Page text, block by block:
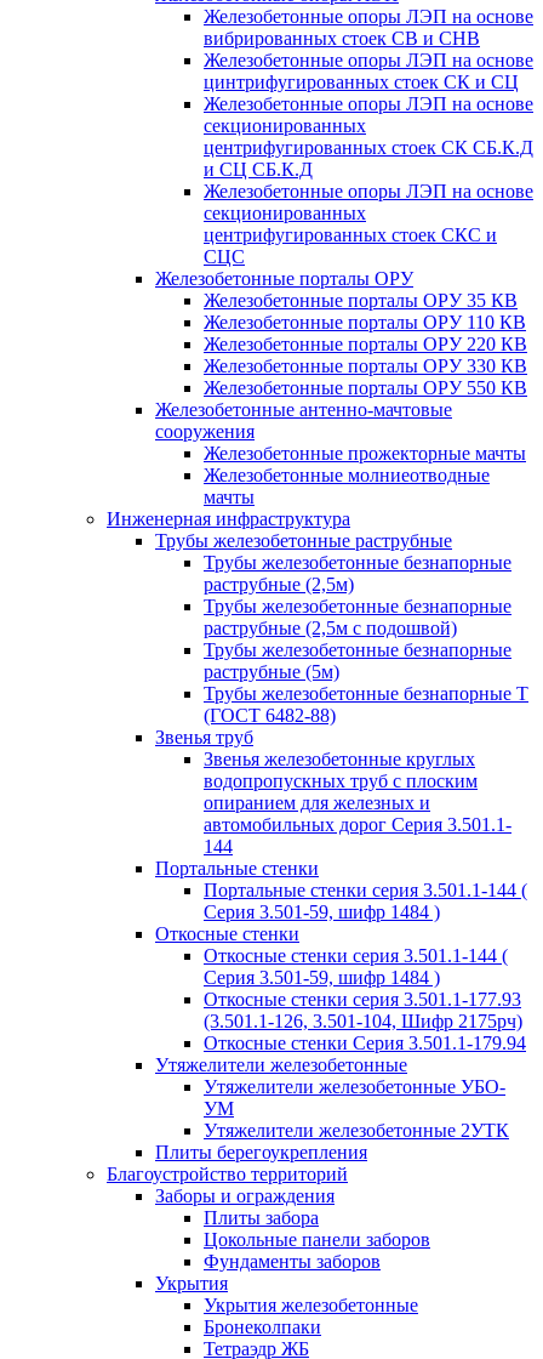
Железобетонные опоры ЛЭП на основе
вибрированных стоек СВ и СНВ
Железобетонные опоры ЛЭП на основе
цинтрифугированных стоек СК и СЦ
Железобетонные опоры ЛЭП на основе
секционированных
центрифугированных стоек СК СБ.К.Д
и СЦ СБ.К.Д
Железобетонные опоры ЛЭП на основе
секционированных
центрифугированных стоек СКС и
СЦС
Железобетонные порталы ОРУ
Железобетонные порталы ОРУ 35 КВ
Железобетонные порталы ОРУ 110 КВ
Железобетонные порталы ОРУ 220 КВ
Железобетонные порталы ОРУ 330 КВ
Железобетонные порталы ОРУ 550 КВ
Железобетонные антенно-мачтовые
сооружения
Железобетонные прожекторные мачты
Железобетонные молниеотводные
мачты
Инженерная инфраструктура
Трубы железобетонные раструбные
Трубы железобетонные безнапорные
раструбные (2,5м)
Трубы железобетонные безнапорные
раструбные (2,5м с подошвой)
Трубы железобетонные безнапорные
раструбные (5м)
Трубы железобетонные безнапорные Т
(ГОСТ 6482-88)
Звенья труб
Звенья железобетонные круглых
водопропускных труб с плоским
опиранием для железных и
автомобильных дорог Серия 3.501.1-
144
Портальные стенки
Портальные стенки серия 3.501.1-144 (
Серия 3.501-59, шифр 1484 )
Откосные стенки
Откосные стенки серия 3.501.1-144 (
Серия 3.501-59, шифр 1484 )
Откосные стенки серия 3.501.1-177.93
(3.501.1-126, 3.501-104, Шифр 2175рч)
Откосные стенки Серия 3.501.1-179.94
Утяжелители железобетонные
Утяжелители железобетонные УБО-
УМ
Утяжелители железобетонные 2УТК
Плиты берегоукрепления
Благоустройство территорий
Заборы и ограждения
Плиты забора
Цокольные панели заборов
Фундаменты заборов
Укрытия
Укрытия железобетонные
Бронеколпаки
Тетраэдр ЖБ